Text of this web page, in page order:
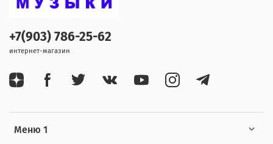
Меню 1
+7(903) 786-25-62
интернет-магазин